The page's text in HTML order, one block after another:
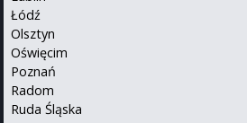
Łódź
Olsztyn
Oświęcim
Poznań
Radom
Ruda Śląska